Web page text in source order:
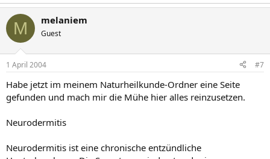
M melaniem
Guest
1 April 2004 #7
Habe jetzt im meinem Naturheilkunde-Ordner eine Seite
gefunden und mach mir die Mühe hier alles reinzusetzen.
Neurodermitis
Neurodermitis ist eine chronische entzündliche